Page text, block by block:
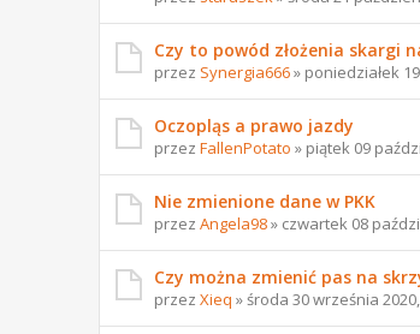
Czy to powód złożenia skargi
przez Synergia666» poniedziałek
Oczopląs a prawo jazdy
przez FallenPotato » piątek 09
Nie zmienione dane w PKK
przez Angela98» czwartek 08
Czy można zmienić pas na
przez Xieq » środa 30 września